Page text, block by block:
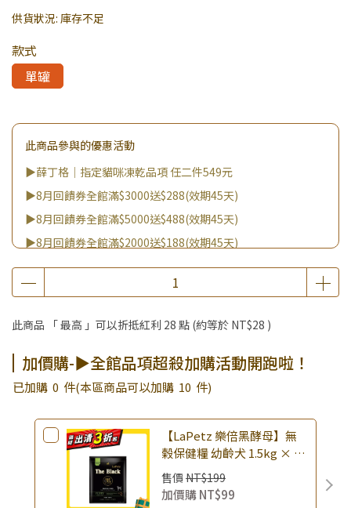
供貨狀況: 庫存不足
款式
單罐
此商品參與的優惠活動
▶薛丁格｜指定貓咪凍乾品項 任二件549元
▶8月回饋券全館滿$3000送$288(效期45天)
▶8月回饋券全館滿$5000送$488(效期45天)
▶8月回饋券全館滿$2000送$188(效期45天)
▶8月回饋券全館滿$8000送$888(效期45天)
▶消費滿999｜享超值價$299加購BIO UP面膜
組！
▶王國加購活動 訂單享超值優惠價加購好物
▶全館品項超殺加購活動開跑啦！
此商品 「 最高 」可以折抵紅利 28 點 (約等於 NT$28 )
加價購-▶全館品項超殺加購活動開跑啦！
已加購 0 件(本區商品可以加購 10 件)
【LaPetz 樂倍黑酵母】無
榖保健糧 幼齡犬 1.5kg × 包
｜(廠效期20260818) 狗乾糧
狗飼料 幼犬飼料 無穀配方｜
即期品
售價 NT$199
加價購NT$99